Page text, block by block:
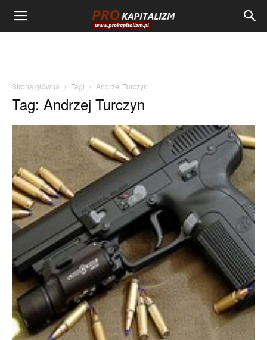
Strona główna Tagi Andrzej Turczyn
Tag: Andrzej Turczyn